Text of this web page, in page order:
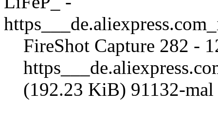
FireShot Capture 282 -
(192.23 KiB) 91132-mal